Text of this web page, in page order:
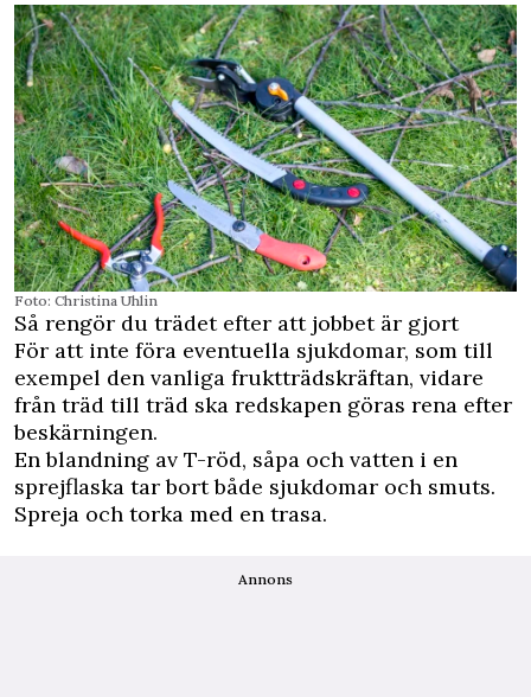
Foto: Christina Uhlin
Så rengör du trädet efter att jobbet är gjort
För att inte föra eventuella sjukdomar, som till
exempel den vanliga fruktträdskräftan, vidare
från träd till träd ska redskapen göras rena efter
beskärningen.
En blandning av T-röd, såpa och vatten i en
sprejflaska tar bort både sjukdomar och smuts.
Spreja och torka med en trasa.
Annons